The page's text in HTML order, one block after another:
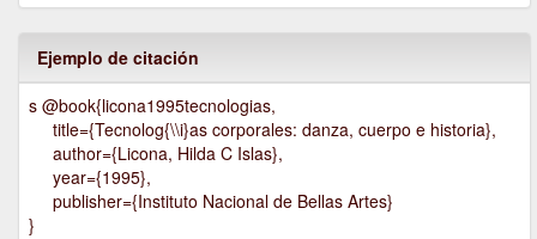
Ejemplo de citación
s @book{licona1995tecnologias,
title={Tecnolog{\\i}as corporales: danza, cuerpo e historia},
author={Licona, Hilda C Islas},
year={1995},
publisher={Instituto Nacional de Bellas Artes}
}